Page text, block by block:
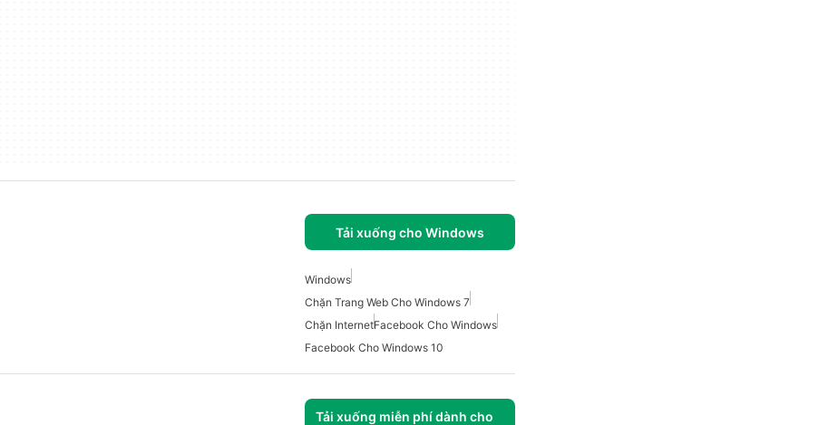
Tải xuống cho Windows
Windows
Chặn Trang Web Cho Windows 7
Chặn InternetFacebook Cho Windows
Facebook Cho Windows 10
Tải xuống miễn phí dành cho